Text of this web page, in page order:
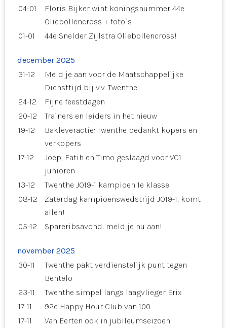
04-01
Floris Bijker wint koningsnummer 44e
Oliebollencross + foto`s
01-01
44e Snelder Zijlstra Oliebollencross!
december 2025
31-12
Meld je aan voor de Maatschappelijke
Diensttijd bij v.v. Twenthe
24-12
Fijne feestdagen
20-12
Trainers en leiders in het nieuw
19-12
Bakleveractie: Twenthe bedankt kopers en
verkopers
17-12
Joep, Fatih en Timo geslaagd voor VC1
junioren
13-12
Twenthe JO19-1 kampioen 1e klasse
08-12
Zaterdag kampioenswedstrijd JO19-1, komt
allen!
05-12
Spareribsavond: meld je nu aan!
november 2025
30-11
Twenthe pakt verdienstelijk punt tegen
Bentelo
23-11
Twenthe simpel langs laagvlieger Erix
17-11
92e Happy Hour Club van 100
17-11
Van Eerten ook in jubileumseizoen